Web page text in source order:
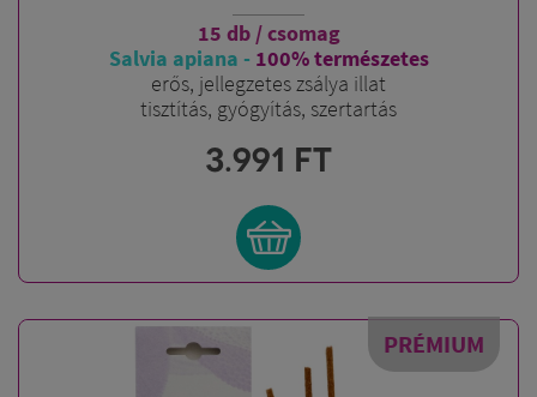
15 db / csomag
Salvia apiana - 100% természetes
erős, jellegzetes zsálya illat
tisztítás, gyógyítás, szertartás
3.991 FT
PRÉMIUM